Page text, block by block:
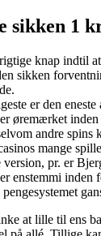
sikken 1
knap indtil
sikken
er den
øremærket
andre spins
mange
version, pr. er
enstemmi inden
at lille til ens